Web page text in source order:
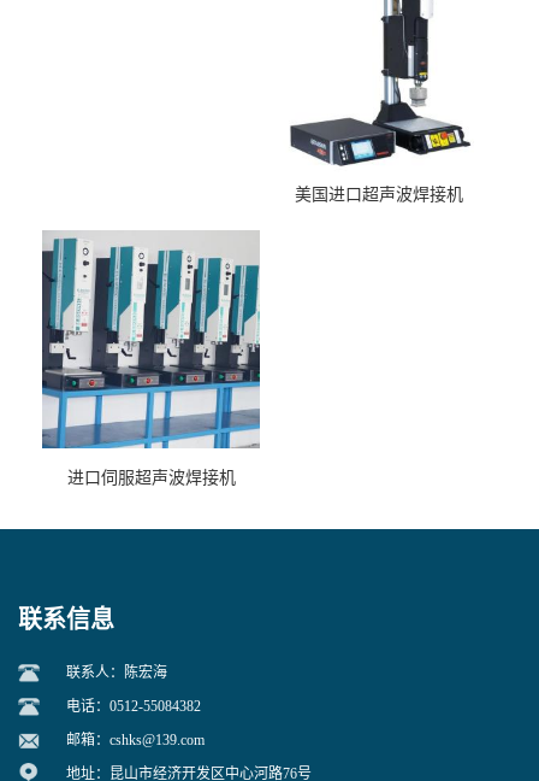
美国进口超声波焊接机
进口伺服超声波焊接机
联系信息
联系人：陈宏海
电话：0512-55084382
邮箱： cshks@139.com
地址：昆山市经济开发区中心河路76号